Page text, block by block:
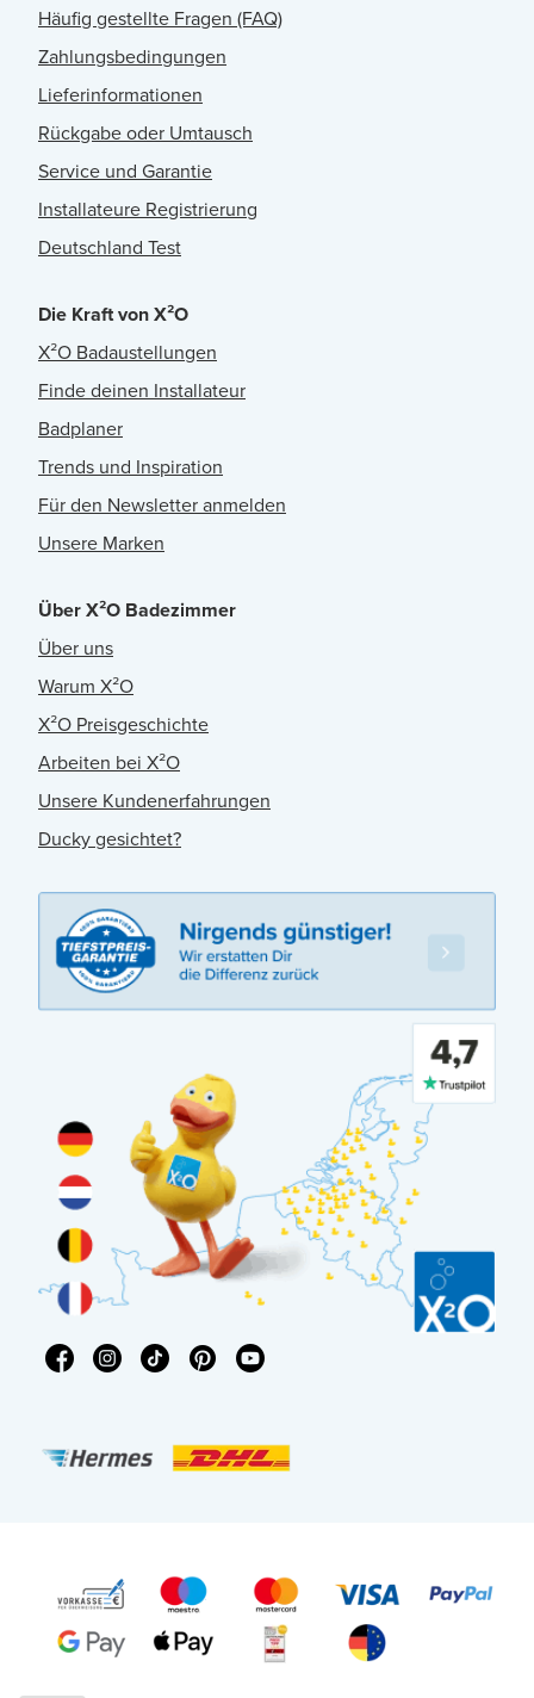
Häufig gestellte Fragen (FAQ)
Zahlungsbedingungen
Lieferinformationen
Rückgabe oder Umtausch
Service und Garantie
Installateure Registrierung
Deutschland Test
Die Kraft von X²O
X²O Badaustellungen
Finde deinen Installateur
Badplaner
Trends und Inspiration
Für den Newsletter anmelden
Unsere Marken
Über X²O Badezimmer
Über uns
Warum X²O
X²O Preisgeschichte
Arbeiten bei X²O
Unsere Kundenerfahrungen
Ducky gesichtet?